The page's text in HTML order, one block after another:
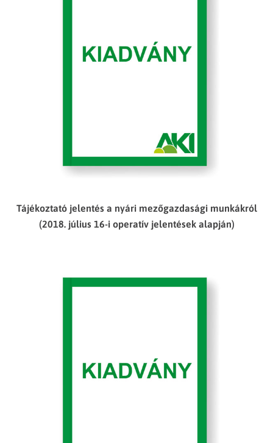
Tájékoztató jelentés a nyári mezőgazdasági munkákról
(2018. július 16-i operatív jelentések alapján)